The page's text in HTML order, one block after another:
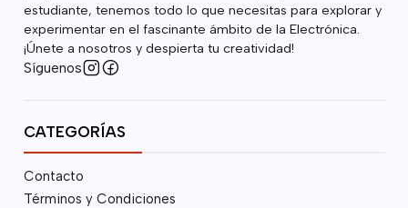
estudiante, tenemos todo lo que necesitas para explorar y
experimentar en el fascinante ámbito de la Electrónica.
¡Únete a nosotros y despierta tu creatividad!
Síguenos
CATEGORÍAS
Contacto
Términos y Condiciones